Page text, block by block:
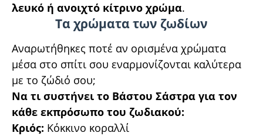
λευκό ή ανοιχτό κίτρινο χρώμα.
Τα χρώματα των ζωδίων
Αναρωτήθηκες ποτέ αν ορισμένα χρώματα
μέσα στο σπίτι σου εναρμονίζονται καλύτερα
με το ζώδιό σου;
Να τι συστήνει το Βάστου Σάστρα για τον
κάθε εκπρόσωπο του ζωδιακού:
Κριός: Κόκκινο κοραλλί